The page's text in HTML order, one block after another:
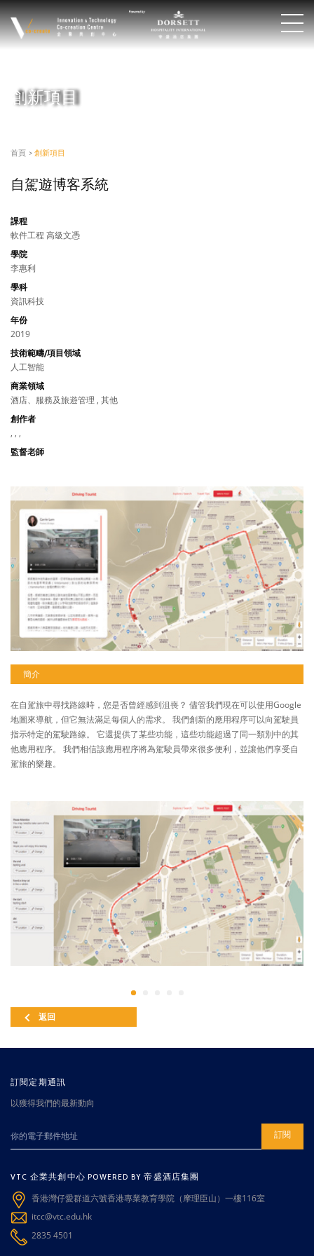
創新項目
首頁 > 創新項目
自駕遊博客系統
課程
軟件工程 高級文憑
學院
李惠利
學科
資訊科技
年份
2019
技術範疇/項目領域
人工智能
商業領域
酒店、服務及旅遊管理 , 其他
創作者
, , ,
監督老師
簡介
在自駕旅中尋找路線時，您是否曾經感到沮喪？ 儘管我們現在可以使用Google
地圖來導航，但它無法滿足每個人的需求。 我們創新的應用程序可以向駕駛員
指示特定的駕駛路線。 它還提供了某些功能，這些功能超過了同一類別中的其
他應用程序。 我們相信該應用程序將為駕駛員帶來很多便利，並讓他們享受自
駕旅的樂趣。
返回
訂閱定期通訊
以獲得我們的最新動向
訂閱
VTC 企業共創中心 POWERED BY 帝盛酒店集團
香港灣仔愛群道六號香港專業教育學院（摩理臣山）一樓116室
itcc@vtc.edu.hk
2835 4501